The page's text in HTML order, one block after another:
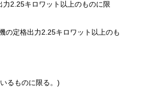
力2.25キロワット以上のものに限
の定格出力2.25キロワット以上のも
るものに限る。)